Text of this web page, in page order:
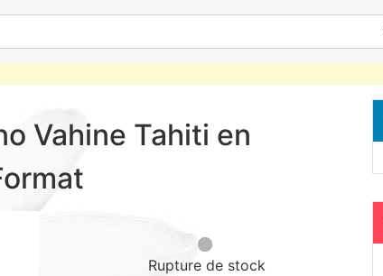
Vahine Tahiti en
Rupture de stock